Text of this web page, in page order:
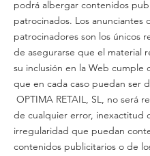
podrá albergar contenidos
patrocinados. Los anunciantes
patrocinadores son los únicos
de asegurarse que el material
su inclusión en la Web cumple
que en cada caso puedan ser
OPTIMA RETAIL, SL, no será
de cualquier error, inexactitud
irregularidad que puedan
contenidos publicitarios o de